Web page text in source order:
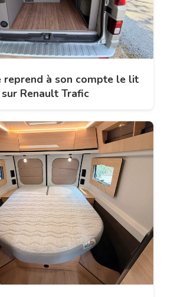
reprend à son compte le lit
Renault Trafic